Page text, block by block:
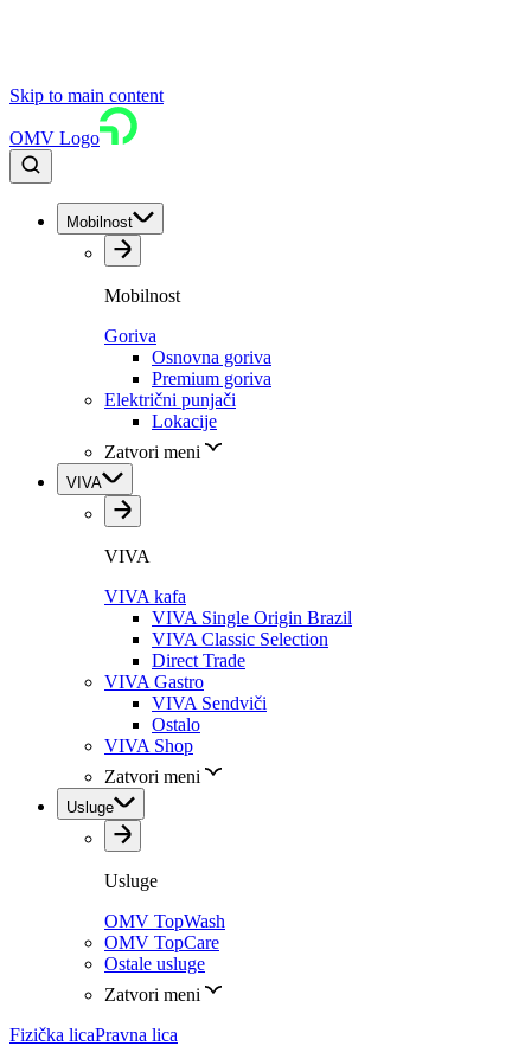
Skip to main content
OMV Logo
Mobilnost
Mobilnost
Goriva
Osnovna goriva
Premium goriva
Električni punjači
Lokacije
Zatvori meni
VIVA
VIVA
VIVA kafa
VIVA Single Origin Brazil
VIVA Classic Selection
Direct Trade
VIVA Gastro
VIVA Sendviči
Ostalo
VIVA Shop
Zatvori meni
Usluge
Usluge
OMV TopWash
OMV TopCare
Ostale usluge
Zatvori meni
Fizička licaPravna lica